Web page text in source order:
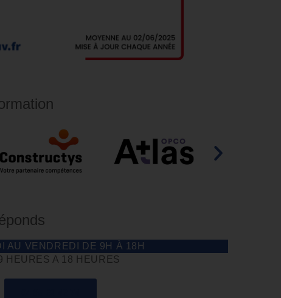
AU VENDREDI DE 9H À 18H
HEURES A 18 HEURES